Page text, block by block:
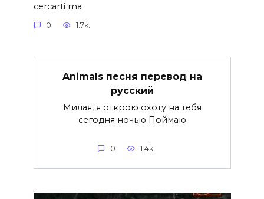
cercarti ma
0 1.7k.
Animals песня перевод на
русский
Милая, я открою охоту на тебя
сегодня ночью Поймаю
0 1.4k.